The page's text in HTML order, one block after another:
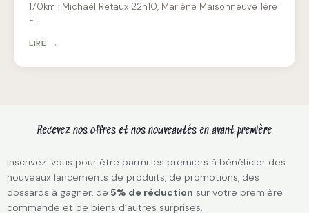
170km : Michaël Retaux 22h10, Marlène Maisonneuve 1ère
F…
LIRE →
Recevez nos offres et nos nouveautés en avant première
Inscrivez-vous pour être parmi les premiers à bénéficier des
nouveaux lancements de produits, de promotions, des
dossards à gagner, de 5% de réduction sur votre première
commande et de biens d’autres surprises.